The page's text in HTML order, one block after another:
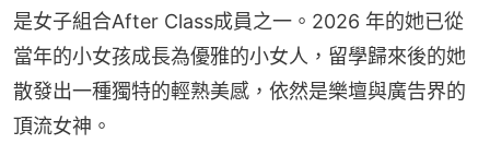
是女子組合After Class成員之一。2026 年的她已從
當年的小女孩成長為優雅的小女人，留學歸來後的她
散發出一種獨特的輕熟美感，依然是樂壇與廣告界的
頂流女神。